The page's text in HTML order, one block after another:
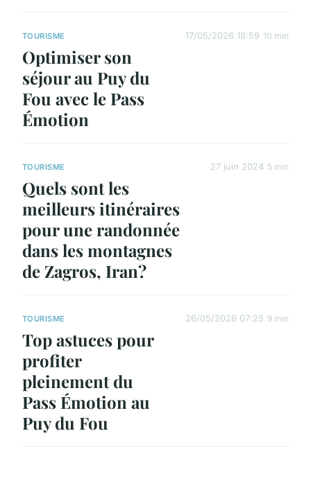
TOURISME
Optimiser son
séjour au Puy du
Fou avec le Pass
Émotion
17/05/2026 18:59 10 min
TOURISME
Quels sont les
meilleurs itinéraires
pour une randonnée
dans les montagnes
de Zagros, Iran?
27 juin 2024 5 min
TOURISME
Top astuces pour
profiter
pleinement du
Pass Émotion au
Puy du Fou
26/05/2026 07:25 9 min